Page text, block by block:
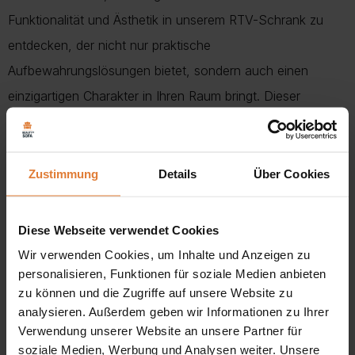
Zustimmung Details Über Cookies
Diese Webseite verwendet Cookies
Wir verwenden Cookies, um Inhalte und Anzeigen zu
personalisieren, Funktionen für soziale Medien anbieten
zu können und die Zugriffe auf unsere Website zu
analysieren. Außerdem geben wir Informationen zu Ihrer
Verwendung unserer Website an unsere Partner für
soziale Medien, Werbung und Analysen weiter. Unsere
Funktionalität und Ästhetik in unserem RTV-Schrank zu
entdecken, der nicht nur praktische
Aufbewahrungslösungen bietet, sondern auch einen
einzigartigen Charakter in Ihren Raum bringt. Dieser
Schrank, der mit Blick auf moderne Trends entworfen
stehen oder dezent als Hängemöbel schweben und bietet
Ihnen die Möglichkeit, ihn nach Ihren individuellen
Vorlieben zu gestalten.
Die dekorativen geriffelten Fronten verleihen dem Schrank
eine einzigartige Note und bringen einen Hauch von
Originalität in Ihre Einrichtung. Diese Details machen das
Möbelstück nicht nur zu einem praktischen Element,